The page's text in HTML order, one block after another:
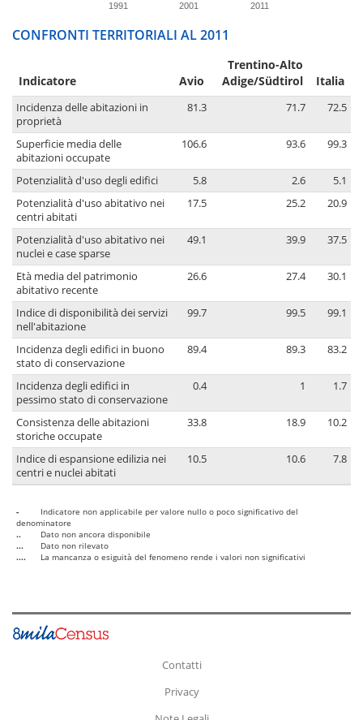
1991 2001 2011
CONFRONTI TERRITORIALI AL 2011
Indicatore Avio
Trentino-Alto
Adige/Südtirol
Italia
Incidenza delle abitazioni in
proprietà
81.3 71.7 72.5
Superficie media delle
abitazioni occupate
106.6 93.6 99.3
Potenzialità d'uso degli edifici 5.8 2.6
5.1
Potenzialità d'uso abitativo nei
centri abitati
17.5 25.2 20.9
Potenzialità d'uso abitativo nei
nuclei e case sparse
49.1 39.9 37.5
Età media del patrimonio
abitativo recente
26.6 27.4 30.1
Indice di disponibilità dei servizi
nell'abitazione
99.7 99.5 99.1
Incidenza degli edifici in buono
stato di conservazione
89.4 89.3 83.2
Incidenza degli edifici in
pessimo stato di conservazione
0.4 1 1.7
Consistenza delle abitazioni
storiche occupate
33.8 18.9 10.2
Indice di espansione edilizia nei
centri e nuclei abitati
10.5 10.6 7.8
-
Indicatore non applicabile per valore nullo o poco significativo del
denominatore
..
Dato non ancora disponibile
...
Dato non rilevato
....
La mancanza o esiguità del fenomeno rende i valori non significativi
Contatti
Privacy